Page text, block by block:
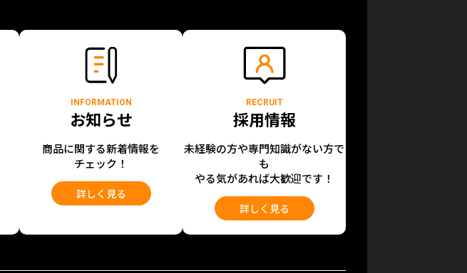
INFORMATION
お知らせ
商品に関する新着情報を
チェック！
詳しく見る
RECRUIT
採用情報
未経験の方や専門知識がない方で
も
やる気があれば大歓迎です！
詳しく見る